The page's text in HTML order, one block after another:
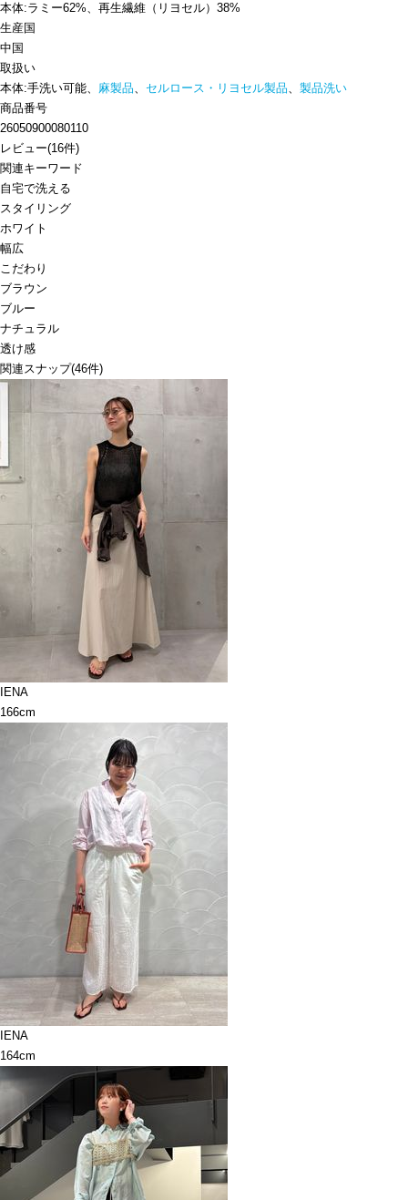
本体:ラミー62%、再生繊維（リヨセル）38%
生産国
中国
取扱い
本体:手洗い可能、 麻製品、 セルロース・リヨセル製品、 製品洗い
商品番号
26050900080110
レビュー(16件)
関連キーワード
自宅で洗える
スタイリング
ホワイト
幅広
こだわり
ブラウン
ブルー
ナチュラル
透け感
関連スナップ(46件)
IENA
166cm
IENA
164cm